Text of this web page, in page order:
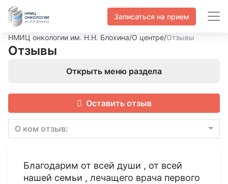
Записаться на прием
НМИЦ онкологии им. Н.Н. Блохина/О центре/Отзывы
Отзывы
Открыть меню раздела
Оставить отзыв
О ком отзыв:
Благодарим от всей души , от всей
нашей семьи , лечащего врача первого